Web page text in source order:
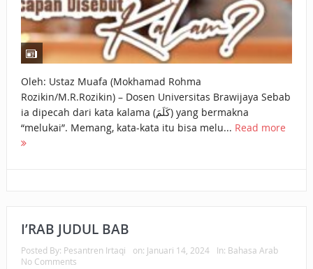
Oleh: Ustaz Muafa (Mokhamad Rohma
Rozikin/M.R.Rozikin) – Dosen Universitas Brawijaya Sebab
ia dipecah dari kata kalama (كَلَمَ) yang bermakna
“melukai”. Memang, kata-kata itu bisa melu... Read more
I’RAB JUDUL BAB
Posted By: Pesantren Irtaqi on: Januari 14, 2024 In: Bahasa Arab
No Comments